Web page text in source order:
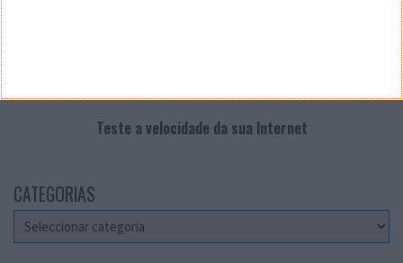
Teste a velocidade da sua Internet
CATEGORIAS
Categorias